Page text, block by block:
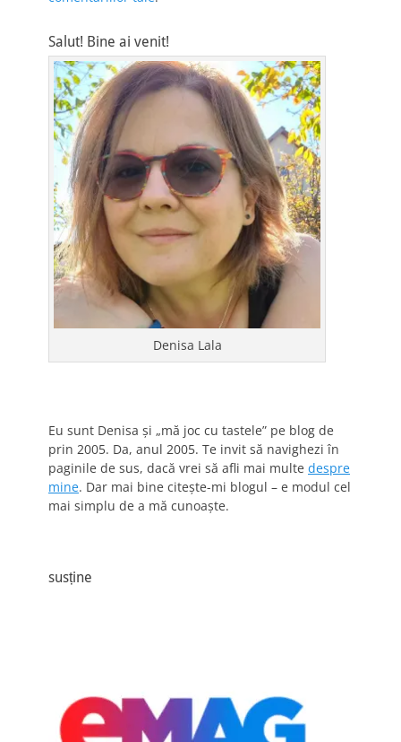
Salut! Bine ai venit!
Denisa Lala
Eu sunt Denisa și „mă joc cu tastele” pe blog de
prin 2005. Da, anul 2005. Te invit să navighezi în
paginile de sus, dacă vrei să afli mai multe despre
mine. Dar mai bine citește-mi blogul – e modul cel
mai simplu de a mă cunoaște.
susține